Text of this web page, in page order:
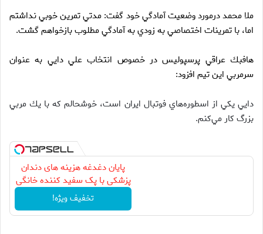
ملا محمد درمورد وضعيت آمادگي خود گفت: مدتي تمرين خوبي نداشتم
اما، با تمرينات اختصاصي به زودي به آمادگي مطلوب بازخواهم گشت.
هافبك عراقي پرسپوليس در خصوص انتخاب علي دايي به عنوان
سرمربي اين تيم افزود:
دايي يكي از اسطوره‌هاي فوتبال ايران است، خوشحالم كه با يك مربي
بزرگ كار مي‌كنم.
پایان دغدغه هزینه های دندان
پزشکی با پک سفید کننده خانگی
تخفیف ویژه!